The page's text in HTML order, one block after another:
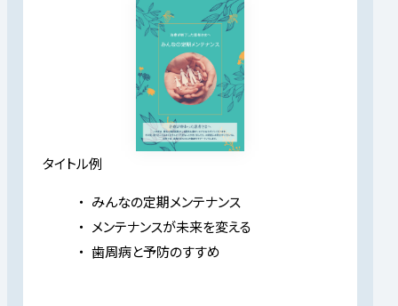
タイトル例
みんなの定期メンテナンス
メンテナンスが未来を変える
歯周病と予防のすすめ